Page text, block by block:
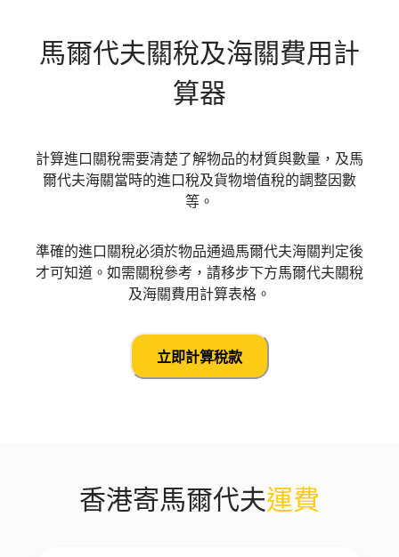
馬爾代夫關稅及海關費用計
算器
計算進口關稅需要清楚了解物品的材質與數量，及馬
爾代夫海關當時的進口稅及貨物增值稅的調整因數
等。
準確的進口關稅必須於物品通過馬爾代夫海關判定後
才可知道。如需關稅參考，請移步下方馬爾代夫關稅
及海關費用計算表格。
立即計算稅款
香港寄馬爾代夫運費